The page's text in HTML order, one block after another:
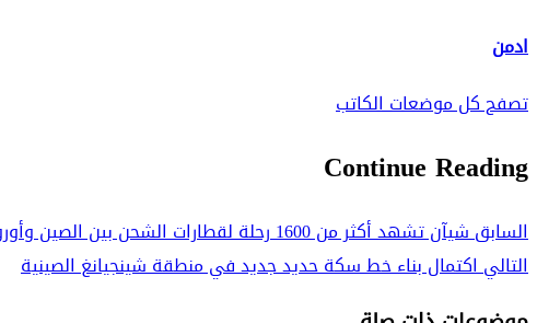
ادمن
تصفح كل موضعات الكاتب
Continue Reading
السابقشيآن تشهد أكثر من 1600 رحلة لقطارات الشحن بين الصين وأوروبا
التالياكتمال بناء خط سكة حديد جديد في منطقة شينجيانغ الصينية